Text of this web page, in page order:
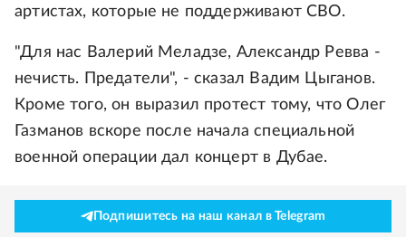
артистах, которые не поддерживают СВО.
"Для нас Валерий Меладзе, Александр Ревва -
нечисть. Предатели", - сказал Вадим Цыганов.
Кроме того, он выразил протест тому, что Олег
Газманов вскоре после начала специальной
военной операции дал концерт в Дубае.
Подпишитесь на наш канал в Telegram